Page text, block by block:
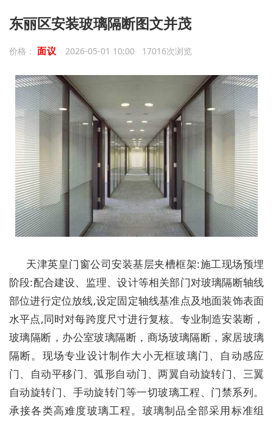
东丽区安装玻璃隔断图文并茂
价格： 面议 2026-05-01 10:00 17016次浏览
天津英皇门窗公司安装基层夹槽框架:施工现场预埋
阶段:配合建设、监理、设计等相关部门对玻璃隔断轴线
部位进行定位放线,设定固定轴线基准点及地面装饰表面
水平点,同时对每跨度尺寸进行复核。专业制造安装断，
玻璃隔断，办公室玻璃隔断，商场玻璃隔断，家居玻璃
隔断。现场专业设计制作大小无框玻璃门、自动感应
门、自动平移门、弧形自动门、两翼自动旋转门、三翼
自动旋转门、手动旋转门等一切玻璃工程、门禁系列。
承接各类高难度玻璃工程。玻璃制品全部采用标准组